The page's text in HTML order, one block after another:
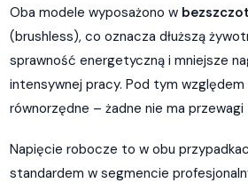
Oba modele wyposażono w
(brushless), co oznacza dłuższą
sprawność energetyczną i mniejsze
intensywnej pracy. Pod tym względem
równorzędne – żadne nie ma
Napięcie robocze to w obu
standardem w segmencie